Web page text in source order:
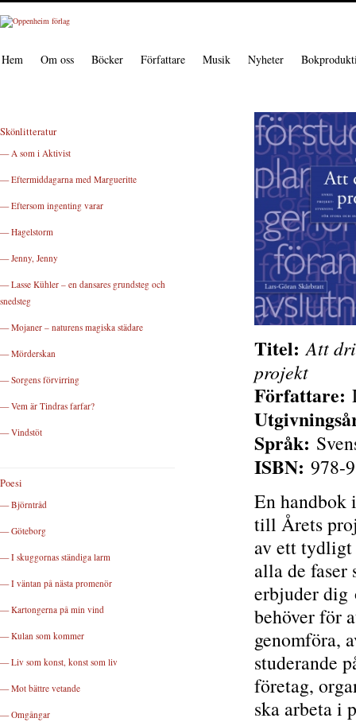
Hem Om oss Böcker Författare Musik Nyheter
Titel: Att
projekt
Författare:
Språk:
ISBN: 978-
En handbok
till Årets
av ett tydligt
alla de
erbjuder dig
behöver för
genomföra,
studerande
företag,
ska arbeta i
Skönlitteratur
— A som i Aktivist
— Eftermiddagarna med Margueritte
— Eftersom ingenting varar
— Hagelstorm
— Jenny, Jenny
— Lasse Kühler – en dansares grundsteg och
snedsteg
— Mojaner – naturens magiska städare
— Mörderskan
— Sorgens förvirring
— Vem är Tindras farfar?
— Vindstöt
Poesi
— Björntråd
— Göteborg
— I skuggornas ständiga larm
— I väntan på nästa promenör
— Kartongerna på min vind
— Kulan som kommer
— Liv som konst, konst som liv
— Mot bättre vetande
— Omgångar